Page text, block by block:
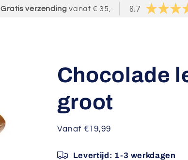
Gratis verzending vanaf € 35,- 8.7
Chocolade
groot
Normale
Vanaf €19,99
Levertijd: 1-3 werkdagen